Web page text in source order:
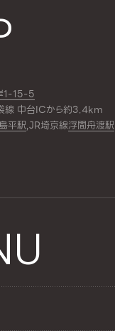
1-15-5
線 中台ICから約3.4km
平駅,JR埼京線浮間舟渡駅